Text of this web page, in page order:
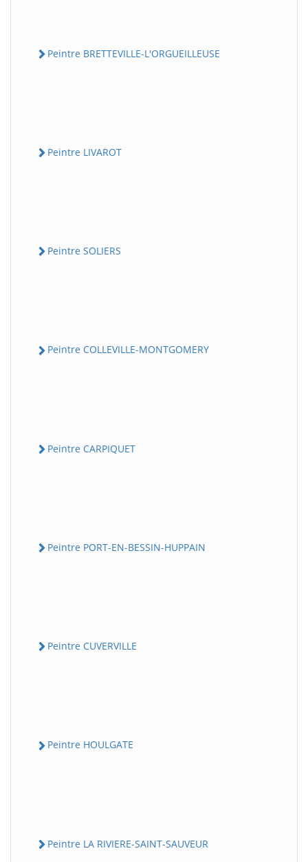
Peintre BRETTEVILLE-L'ORGUEILLEUSE
Peintre LIVAROT
Peintre SOLIERS
Peintre COLLEVILLE-MONTGOMERY
Peintre CARPIQUET
Peintre PORT-EN-BESSIN-HUPPAIN
Peintre CUVERVILLE
Peintre HOULGATE
Peintre LA RIVIERE-SAINT-SAUVEUR